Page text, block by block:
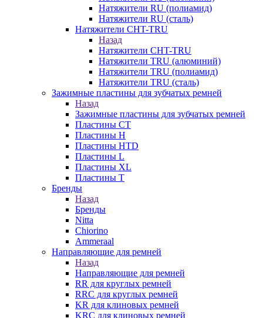
Натяжители RU (полиамид)
Натяжители RU (сталь)
Натяжители CHT-TRU
Назад
Натяжители CHT-TRU
Натяжители TRU (алюминий)
Натяжители TRU (полиамид)
Натяжители TRU (сталь)
Зажимные пластины для зубчатых ремней
Назад
Зажимные пластины для зубчатых ремней
Пластины CT
Пластины H
Пластины HTD
Пластины L
Пластины XL
Пластины T
Бренды
Назад
Бренды
Nitta
Chiorino
Ammeraal
Направляющие для ремней
Назад
Направляющие для ремней
RR для круглых ремней
RRC для круглых ремней
KR для клиновых ремней
KRC для клиновых ремней